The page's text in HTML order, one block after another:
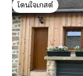
โดนใจเกสต์
โดนใจเกสต์